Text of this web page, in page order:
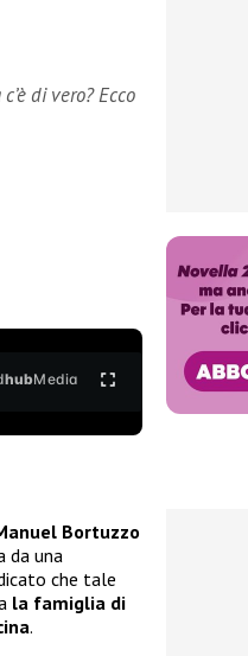
di vero? Ecco
hubMedia
Bortuzzo
da una
che tale
la famiglia di
.